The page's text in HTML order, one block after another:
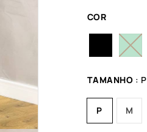
COR
TAMANHO : P
P M